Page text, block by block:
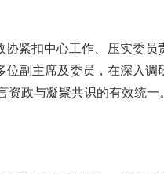
紧扣中心工作、压实委员
位副主席及委员，在深入调
资政与凝聚共识的有效统一